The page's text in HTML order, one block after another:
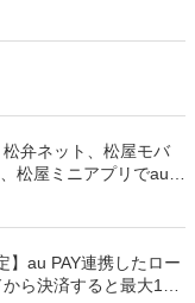
松弁ネット、松屋モバ
松屋ミニアプリでau
】au PAY連携したロー
ら決済すると最大100